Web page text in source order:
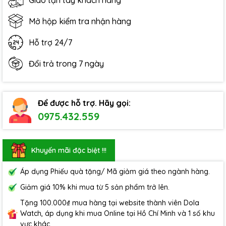
Mở hộp kiểm tra nhận hàng
Hỗ trợ 24/7
Đổi trả trong 7 ngày
Để được hỗ trợ. Hãy gọi:
0975.432.559
Khuyến mãi đặc biệt !!!
Áp dụng Phiếu quà tặng/ Mã giảm giá theo ngành hàng.
Giảm giá 10% khi mua từ 5 sản phẩm trở lên.
Tặng 100.000₫ mua hàng tại website thành viên Dola
Watch, áp dụng khi mua Online tại Hồ Chí Minh và 1 số khu
vực khác.